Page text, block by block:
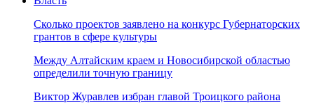
Сколько проектов заявлено на конкурс Губернаторских
грантов в сфере культуры
Между Алтайским краем и Новосибирской областью
определили точную границу
Виктор Журавлев избран главой Троицкого района